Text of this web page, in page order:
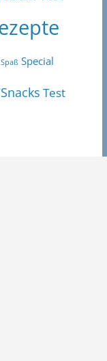
Spaß Special
Test